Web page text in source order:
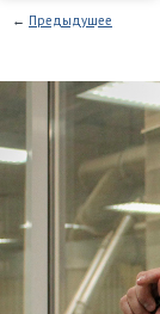
← Предыдущее